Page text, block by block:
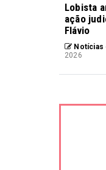
Lobista
ação
Flávio
Notícias
2026